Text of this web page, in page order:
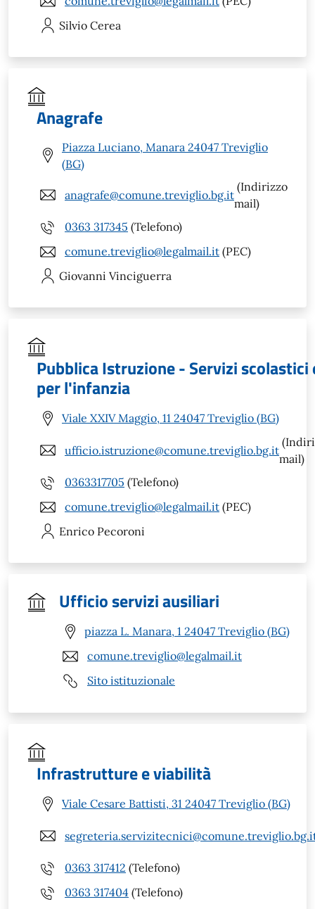
Silvio Cerea
Anagrafe
Piazza Luciano, Manara 24047 Treviglio
(BG)
anagrafe@comune.treviglio.bg.it
(Indirizzo
mail)
0363 317345 (Telefono)
comune.treviglio@legalmail.it (PEC)
Giovanni Vinciguerra
Pubblica Istruzione - Servizi scolastici
per l'infanzia
Viale XXIV Maggio, 11 24047 Treviglio (BG)
ufficio.istruzione@comune.treviglio.bg.it
mail)
0363317705 (Telefono)
comune.treviglio@legalmail.it (PEC)
Enrico Pecoroni
Ufficio servizi ausiliari
piazza L. Manara, 1 24047 Treviglio (BG)
comune.treviglio@legalmail.it
Sito istituzionale
Infrastrutture e viabilità
Viale Cesare Battisti, 31 24047 Treviglio (BG)
0363 317412 (Telefono)
0363 317404 (Telefono)